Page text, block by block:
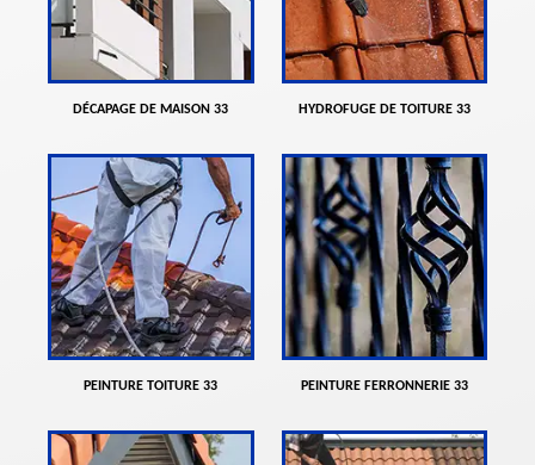
DÉCAPAGE DE MAISON 33 HYDROFUGE DE TOITURE 33
PEINTURE TOITURE 33 PEINTURE FERRONNERIE 33